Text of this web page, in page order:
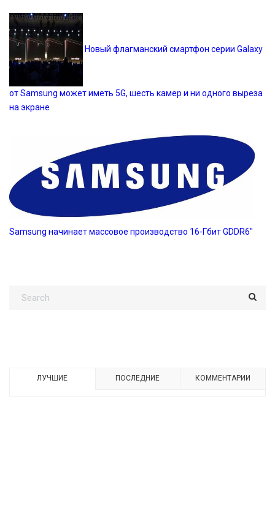
Новый флагманский смартфон серии Galaxy
от Samsung может иметь 5G, шесть камер и ни одного выреза
на экране
Samsung начинает массовое производство 16-Гбит GDDR6″
ЛУЧШИЕ ПОСЛЕДНИЕ КОММЕНТАРИИ